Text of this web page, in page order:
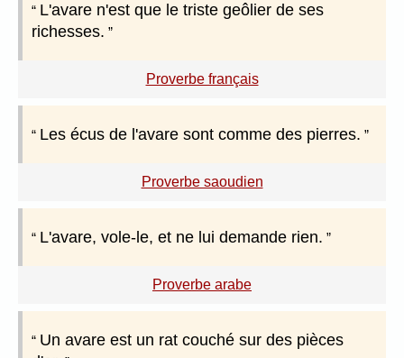
L'avare n'est que le triste geôlier de ses
richesses.
Proverbe français
Les écus de l'avare sont comme des pierres.
Proverbe saoudien
L'avare, vole-le, et ne lui demande rien.
Proverbe arabe
Un avare est un rat couché sur des pièces